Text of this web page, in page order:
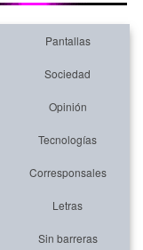
Pantallas
Sociedad
Opinión
Tecnologías
Corresponsales
Letras
Sin barreras